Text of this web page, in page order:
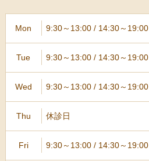
Mon 9:30～13:00 / 14:30～19:00
Tue 9:30～13:00 / 14:30～19:00
Wed 9:30～13:00 / 14:30～19:00
Thu 休診日
Fri 9:30～13:00 / 14:30～19:00